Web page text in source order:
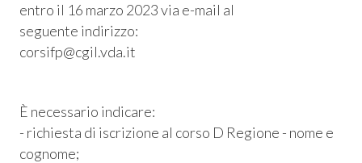
entro il 16 marzo 2023 via e-mail al
seguente indirizzo:
corsifp@cgil.vda.it
È necessario indicare:
- richiesta di iscrizione al corso D Regione - nome e
cognome;